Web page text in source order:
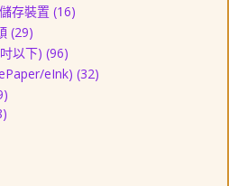
存裝置 (16)
(29)
以下) (96)
eInk) (32)